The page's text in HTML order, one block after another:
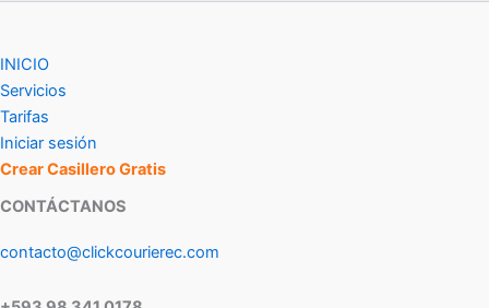
INICIO
Servicios
Tarifas
Iniciar sesión
Crear Casillero Gratis
CONTÁCTANOS
contacto@clickcourierec.com